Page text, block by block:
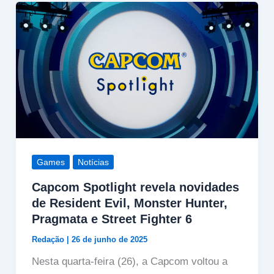
Games Notícias
Capcom Spotlight revela novidades
de Resident Evil, Monster Hunter,
Pragmata e Street Fighter 6
Redação | 26 de junho de 2025
Nesta quarta-feira (26), a Capcom voltou a